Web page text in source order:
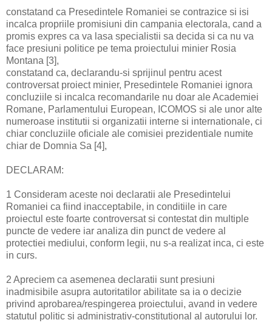
constatand ca Presedintele Romaniei se contrazice si isi
incalca propriile promisiuni din campania electorala, cand a
promis expres ca va lasa specialistii sa decida si ca nu va
face presiuni politice pe tema proiectului minier Rosia
Montana [3],
constatand ca, declarandu-si sprijinul pentru acest
controversat proiect minier, Presedintele Romaniei ignora
concluziile si incalca recomandarile nu doar ale Academiei
Romane, Parlamentului European, ICOMOS si ale unor alte
numeroase institutii si organizatii interne si internationale, ci
chiar concluziile oficiale ale comisiei prezidentiale numite
chiar de Domnia Sa [4],
DECLARAM:
1 Consideram aceste noi declaratii ale Presedintelui
Romaniei ca fiind inacceptabile, in conditiile in care
proiectul este foarte controversat si contestat din multiple
puncte de vedere iar analiza din punct de vedere al
protectiei mediului, conform legii, nu s-a realizat inca, ci este
in curs.
2 Apreciem ca asemenea declaratii sunt presiuni
inadmisibile asupra autoritatilor abilitate sa ia o decizie
privind aprobarea/respingerea proiectului, avand in vedere
statutul politic si administrativ-constitutional al autorului lor.